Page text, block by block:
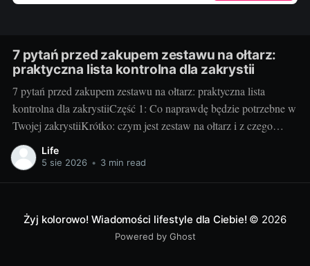
7 pytań przed zakupem zestawu na ołtarz:
praktyczna lista kontrolna dla zakrystii
7 pytań przed zakupem zestawu na ołtarz: praktyczna lista
kontrolna dla zakrystiiCzęść 1: Co naprawdę będzie potrzebne w
Twojej zakrystiiKrótko: czym jest zestaw na ołtarz i z czego
zwykle się składa. Klasyczny zestaw to kielich z pateną, puszka
lub cyborium, lavabo (miseczka i dzbanuszek), tacka pod
Life
5 sie 2026 • 3 min read
Żyj kolorowo! Wiadomości lifestyle dla Ciebie! © 2026
Powered by Ghost